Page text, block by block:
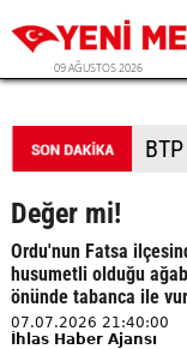
09 AĞUSTOS 2026
Değer mi!
Ordu'nun Fatsa
husumetli olduğu
önünde tabanca ile
07.07.2026 21:40:00
İhlas Haber Ajansı